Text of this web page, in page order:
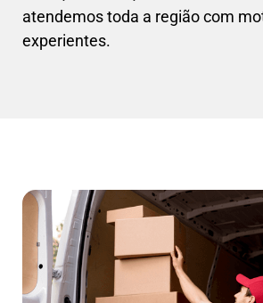
atendemos toda a região com
experientes.